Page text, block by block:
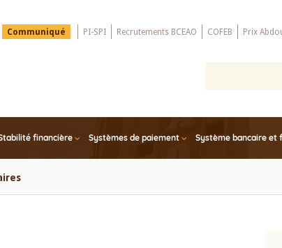
Menu
Top
Communiqué PI-SPI Recrutements BCEAO COFEB Prix
financière Systèmes de paiement Système bancaire et